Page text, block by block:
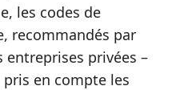
les codes de
recommandés par
entreprises privées –
pris en compte les